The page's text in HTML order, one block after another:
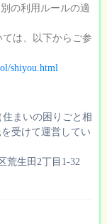
の利用ルールの適
は、以下からご参
shiyou.html
まいの困りごと相
受けて運営してい
荒生田2丁目1-32